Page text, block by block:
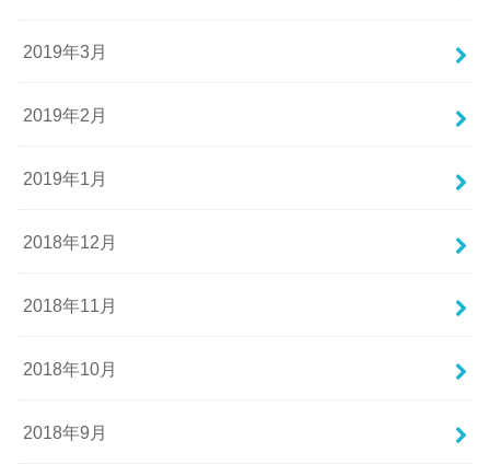
2019年3月
2019年2月
2019年1月
2018年12月
2018年11月
2018年10月
2018年9月